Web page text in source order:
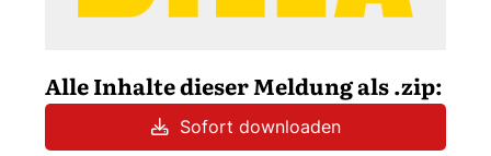
Alle Inhalte dieser Meldung als .zip:
Sofort downloaden